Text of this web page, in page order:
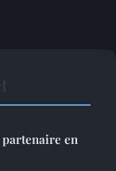
partenaire en